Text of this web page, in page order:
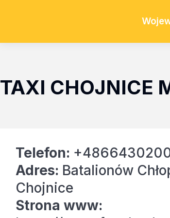
TAXI CHOJNICE
Telefon:
Adres: Batalionów
Chojnice
Strona www: